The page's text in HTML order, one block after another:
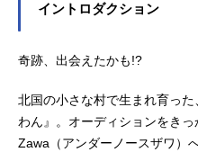
イントロダクション
奇跡、出会えたかも!?
北国の小さな村で生まれ育っ
わん』。オーディションをき
Zawa（アンダーノースザワ）